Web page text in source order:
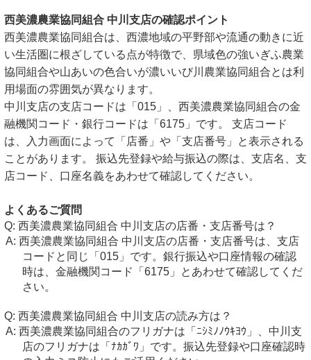
西美濃農業協同組合 中川支店の確認ポイント
西美濃農業協同組合は、西濃地域の平野部や流通の動きに近
い生活圏に根ざしている点が特徴で、県域色の強いぎふ農業
協同組合や山あいの色合いが濃いいび川農業協同組合とは利
用場面の雰囲気が異なります。
中川支店の支店コードは「015」、西美濃農業協同組合の金
融機関コード・銀行コードは「6175」です。 支店コード
は、入力画面によって「店番」や「支店番号」と表示される
ことがあります。 振込先登録や給与振込の際は、支店名、支
店コード、口座名義をあわせて確認してください。
よくあるご質問
西美濃農業協同組合 中川支店の店番・支店番号は？
西美濃農業協同組合 中川支店の店番・支店番号は、支店
コードと同じ「015」です。銀行振込や口座情報の確認
時は、金融機関コード「6175」とあわせて確認してくだ
さい。
西美濃農業協同組合 中川支店の読み方は？
西美濃農業協同組合のフリガナは「ﾆｼﾐﾉﾉｳｷﾖｳ」、中川支
店のフリガナは「ﾅｶｶﾞﾜ」です。振込先登録や口座確認時